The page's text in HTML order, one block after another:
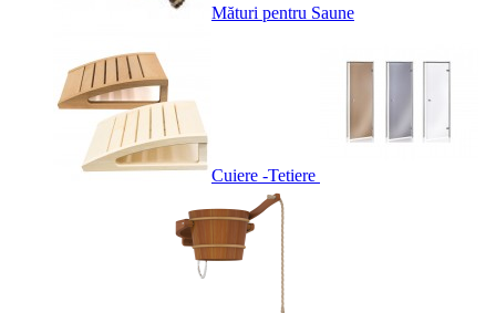
Mături pentru Saune
Cuiere -Tetiere